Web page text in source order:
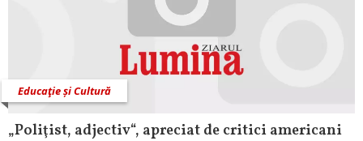
Educaţie și Cultură
„Poliţist, adjectiv“, apreciat de critici americani